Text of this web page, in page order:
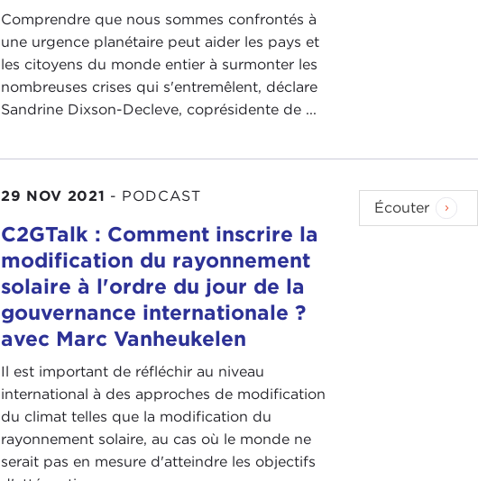
Comprendre que nous sommes confrontés à
une urgence planétaire peut aider les pays et
les citoyens du monde entier à surmonter les
nombreuses crises qui s'entremêlent, déclare
Sandrine Dixson-Decleve, coprésidente de ...
29 NOV 2021 - PODCAST
C2GTalk : Comment inscrire la
modification du rayonnement
solaire à l'ordre du jour de la
gouvernance internationale ?
avec Marc Vanheukelen
Il est important de réfléchir au niveau
international à des approches de modification
du climat telles que la modification du
rayonnement solaire, au cas où le monde ne
serait pas en mesure d'atteindre les objectifs
Écouter